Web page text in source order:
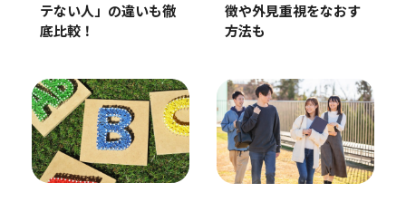
テない人」の違いも徹
底比較！
徴や外見重視をなおす
方法も